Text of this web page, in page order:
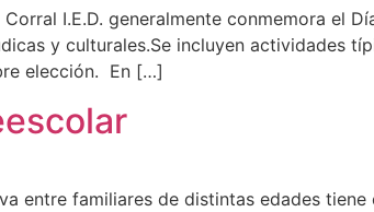
I.E.D. generalmente conmemora el
y culturales.Se incluyen actividades
elección. En […]
entre familiares de distintas edades